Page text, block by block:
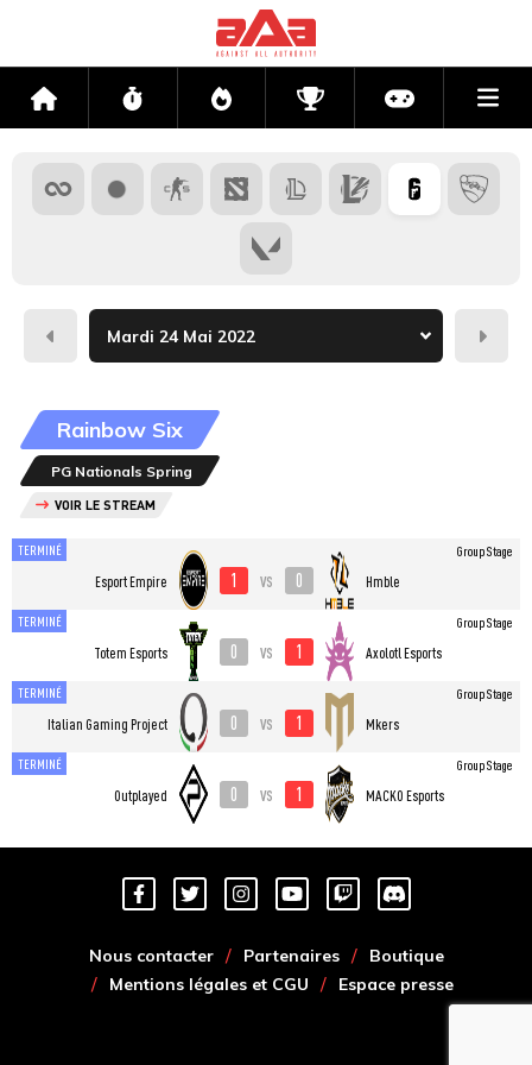
Accueil Flux Directs CompétitionsActu jeux
Hier
Rainbow Six
PG Nationals Spring
VOIR LE STREAM
TERMINÉ
Esport Empire 1 vs 0 Hmble
Group Stage
TERMINÉ
Totem Esports 0 vs 1 Axolotl Esports
Group Stage
TERMINÉ
Italian Gaming Project 0 vs 1 Mkers
Group Stage
TERMINÉ
Outplayed 0 vs 1 MACKO Esports
Group Stage
Nous contacter Partenaires
Boutique
Mentions légales et CGU
Espace presse